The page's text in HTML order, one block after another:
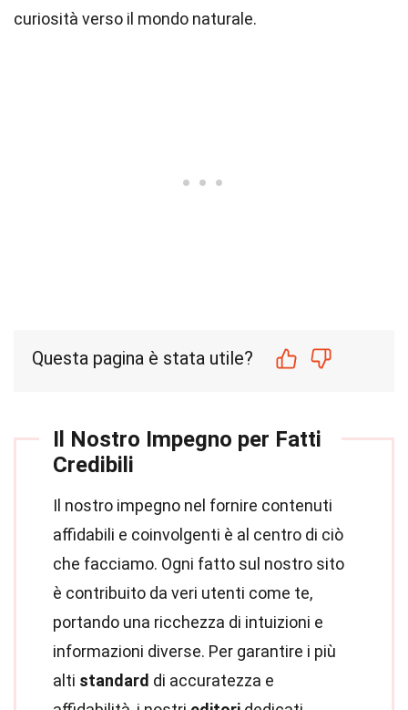
curiosità verso il mondo naturale.
Questa pagina è stata utile?
Il Nostro Impegno per Fatti
Credibili
Il nostro impegno nel fornire contenuti
affidabili e coinvolgenti è al centro di ciò
che facciamo. Ogni fatto sul nostro sito
è contribuito da veri utenti come te,
portando una ricchezza di intuizioni e
informazioni diverse. Per garantire i più
alti standard di accuratezza e